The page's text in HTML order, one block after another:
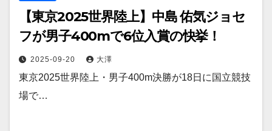
【東京2025世界陸上】中島 佑気ジョセ
フが男子400mで6位入賞の快挙！
2025-09-20 大澤
東京2025世界陸上・男子400m決勝が18日に国立競技
場で…